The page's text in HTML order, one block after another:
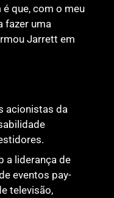
que, com o meu
fazer uma
Jarrett em
acionistas da
a liderança de
eventos pay-
televisão,